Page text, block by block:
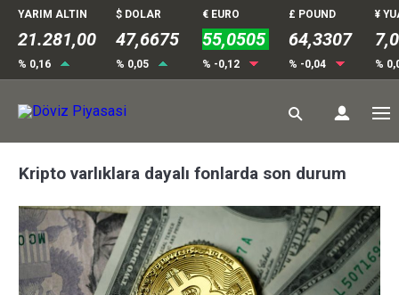
YARIM ALTIN
21.281,00
% 0,16
$ DOLAR
47,6675
% 0,05
€ EURO
55,0505
% -0,12
£ POUND
64,3307
% -0,04
¥
%
Kripto varlıklara dayalı fonlarda son durum